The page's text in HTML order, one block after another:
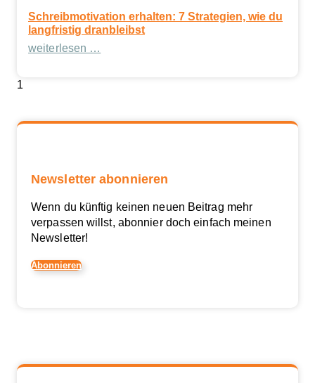
Schreibmotivation erhalten: 7 Strategien, wie du
langfristig dranbleibst
weiterlesen …
Newsletter abonnieren
Wenn du künftig keinen neuen Beitrag mehr
verpassen willst, abonnier doch einfach meinen
Newsletter!
Abonnieren